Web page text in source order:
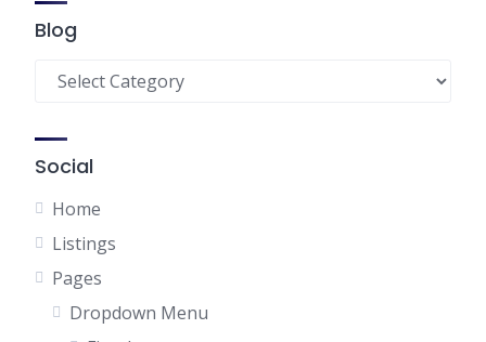
Blog
Blog
Social
Home
Listings
Pages
Dropdown Menu